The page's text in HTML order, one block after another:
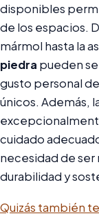
disponibles
de los espacios.
mármol hasta la
piedra pueden
gusto personal
únicos. Además,
cuidado
necesidad de ser
durabilidad y
Quizás también